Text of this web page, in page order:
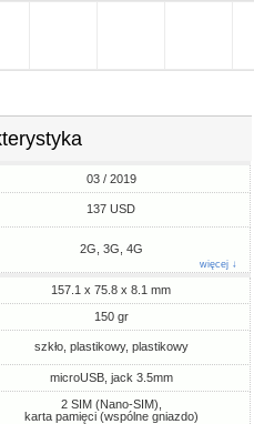
03 / 2019
137 USD
2G, 3G, 4G
więcej ↓
157.1 x 75.8 x 8.1 mm
150 gr
szkło, plastikowy, plastikowy
microUSB, jack 3.5mm
2 SIM (Nano-SIM),
karta pamięci (wspólne gniazdo)